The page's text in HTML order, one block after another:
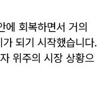
에 회복하면서 거의
되기 시작했습니다.
위주의 시장 상황으